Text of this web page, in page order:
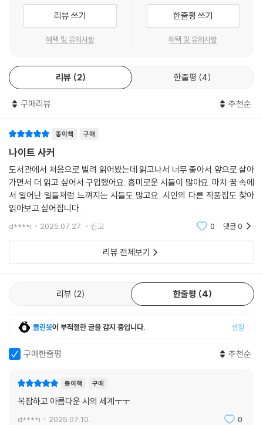
사랑의 형태는 하나뿐이며, 이와 다르면 정상성에서 벗어나는 것이라는 믿
음을 통해 만들어진 세상을 우리는 살고 있다. 김선오의 시에서 이러한 세
상은 부정되고 사랑은 종료된다. 김선오는 하나의 사랑에 관해 말하는 대
사라진 ‘너’를 집요하게 호명한다. 이러한 부름을 통해 “너는 빠르게 늙고
느리게 다시 태어난다.” 다시 태어난 너를 통해 ‘우리’라는 세계가 재시작
된다. 이 새로운 사랑의 세계는, 사랑 없음 또한 사랑의 다른 가능성인 세계
일 것이다. 김선오는 이런 보이지 않는 사랑의 다른 형태가 있다고, 혹은 이
리뷰 쓰기
혜택 및 유의사항
한줄평 쓰기
혜택 및 유의사항
리뷰 2 한줄평 4
구매리뷰 추천순
종이책 구매
나이트 사커
도서관에서 처음으로 빌려 읽어봤는데 읽고나서 너무 좋아서 앞으로 살아
가면서 더 읽고 싶어서 구입했어요. 흥미로운 시들이 많아요. 마치 꿈 속에
서 일어난 일들처럼 느껴지는 시들도 많고요. 시인의 다른 작품집도 찾아
읽아보고 싶어집니다.
d****i 2025.07.27. 신고 0 댓글0
리뷰 전체보기
리뷰 2 한줄평 4
클린봇이 부적절한 글을 감지 중입니다. 설정
구매한줄평 추천순
종이책 구매
복잡하고 아름다운 시의 세계ㅜㅜ
d****i 2025.07.10. 0